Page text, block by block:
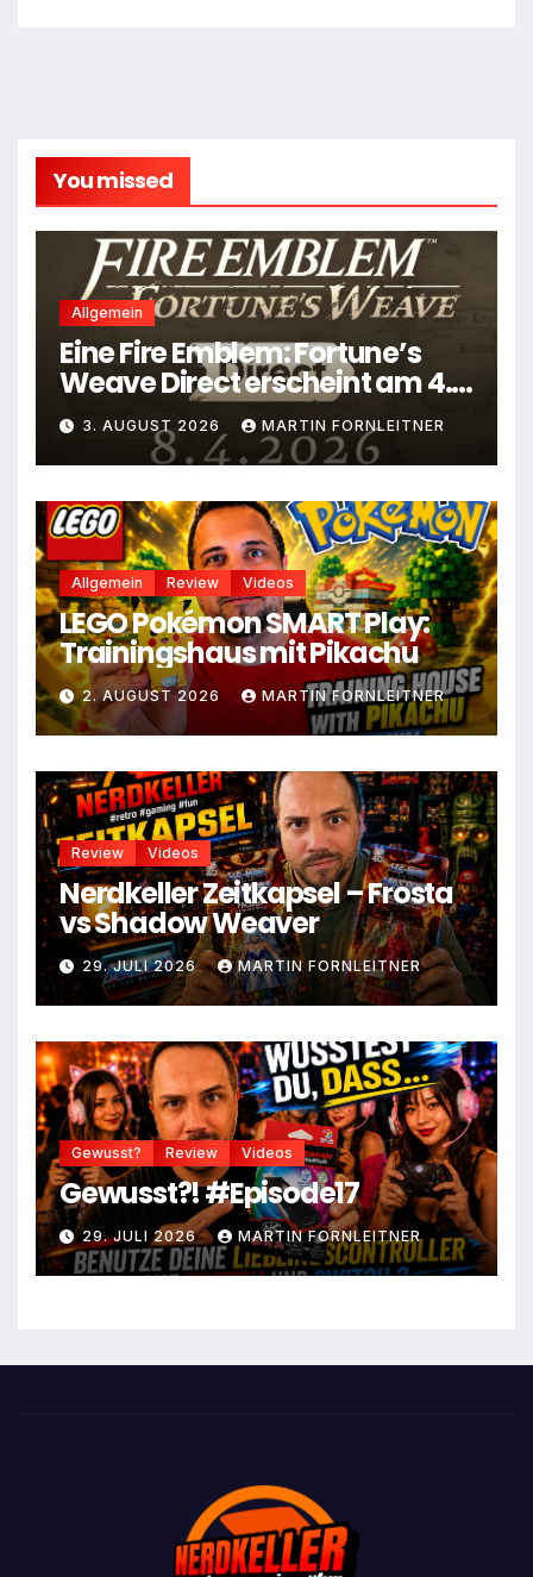
You missed
Allgemein
Eine Fire Emblem: Fortune’s
Weave Direct erscheint am 4.
August
3. AUGUST 2026 MARTIN FORNLEITNER
Allgemein Review Videos
LEGO Pokémon SMART Play:
Trainingshaus mit Pikachu
2. AUGUST 2026 MARTIN FORNLEITNER
Review Videos
Nerdkeller Zeitkapsel – Frosta
vs Shadow Weaver
29. JULI 2026 MARTIN FORNLEITNER
Gewusst? Review Videos
Gewusst?! #Episode17
29. JULI 2026 MARTIN FORNLEITNER